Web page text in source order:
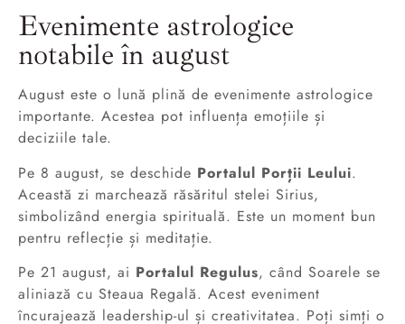
Evenimente astrologice
notabile în august
August este o lună plină de evenimente astrologice
importante. Acestea pot influența emoțiile și
deciziile tale.
Pe 8 august, se deschide Portalul Porții Leului.
Această zi marchează răsăritul stelei Sirius,
simbolizând energia spirituală. Este un moment bun
pentru reflecție și meditație.
Pe 21 august, ai Portalul Regulus, când Soarele se
aliniază cu Steaua Regală. Acest eveniment
încurajează leadership-ul și creativitatea. Poți simți o